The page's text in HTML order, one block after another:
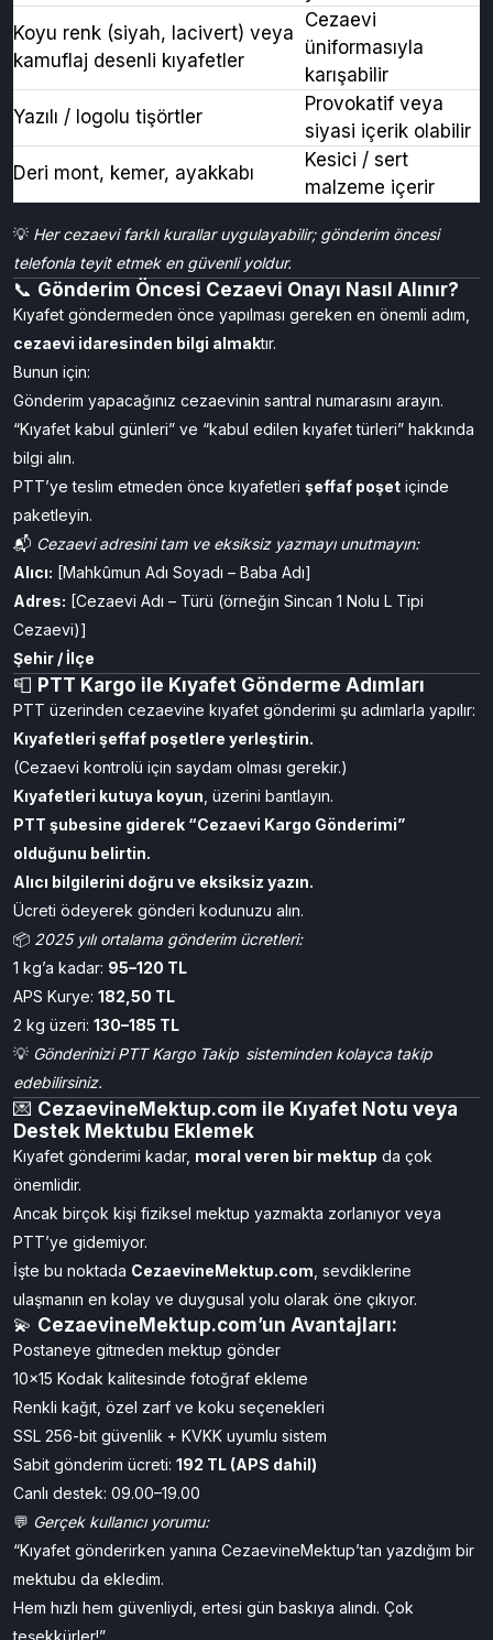
Kapüşonlu üstler
Yüzü gizleme riski
İpli eşofman altları
Güvenlik
gerekçesiyle
yasaktır
Koyu renk (siyah, lacivert) veya
kamuflaj desenli kıyafetler
Cezaevi
üniformasıyla
karışabilir
Yazılı / logolu tişörtler
siyasi içerik olabilir
Deri mont, kemer, ayakkabı
malzeme içerir
💡Her cezaevi farklı kurallar uygulayabilir; gönderim öncesi
telefonla teyit etmek en güvenli yoldur.
📞Gönderim Öncesi Cezaevi Onayı Nasıl Alınır?
Kıyafet göndermeden önce yapılması gereken en önemli adım,
cezaevi idaresinden bilgi almak
Bunun için:
Gönderim yapacağınız cezaevinin santral numarasını arayın.
“Kıyafet kabul günleri” ve “kabul edilen kıyafet türleri” hakkında
bilgi alın.
PTT’ye teslim etmeden önce kıyafetlerişeffaf poşetiçinde
paketleyin.
📬Cezaevi adresini tam ve eksiksiz yazmayı unutmayın:
Alıcı:[Mahkûmun Adı Soyadı – Baba Adı]
Adres:[Cezaevi Adı – Türü (örneğin Sincan 1 Nolu L Tipi
Cezaevi)]
Şehir / İlçe
📮PTT Kargo ile Kıyafet Gönderme Adımları
PTT üzerinden cezaevine kıyafet gönderimi şu adımlarla yapılır:
Kıyafetleri şeffaf poşetlere yerleştirin.
(Cezaevi kontrolü için saydam olması gerekir.)
Kıyafetleri kutuya koyun, üzerini bantlayın.
PTT şubesine giderek “Cezaevi Kargo Gönderimi”
olduğunu belirtin.
Alıcı bilgilerini doğru ve eksiksiz yazın.
Ücreti ödeyerek gönderi kodunuzu alın.
📦 2025 yılı ortalama gönderim ücretleri:
1 kg’a kadar:
APS Kurye:182,50 TL
2 kg üzeri:130–185 TL
💡GönderiniziPTT Kargo Takip sisteminden kolayca takip
edebilirsiniz.
💌CezaevineMektup.com ile Kıyafet Notu veya
Destek Mektubu Eklemek
Kıyafet gönderimi kadar,moral veren bir mektupda çok
önemlidir.
Ancak birçok kişi fiziksel mektup yazmakta zorlanıyor veya
PTT’ye gidemiyor.
İşte bu noktadaCezaevineMektup.com
ulaşmanın en kolay ve duygusal yolu olarak öne çıkıyor.
💫CezaevineMektup.com’un Avantajları:
Postaneye gitmeden mektup gönder
10x15 Kodak kalitesinde fotoğraf ekleme
Renkli kağıt, özel zarf ve koku seçenekleri
SSL 256-bit güvenlik + KVKK uyumlu sistem
Sabit gönderim ücreti:
Canlı destek: 09.00–19.00
💬Gerçek kullanıcı yorumu: